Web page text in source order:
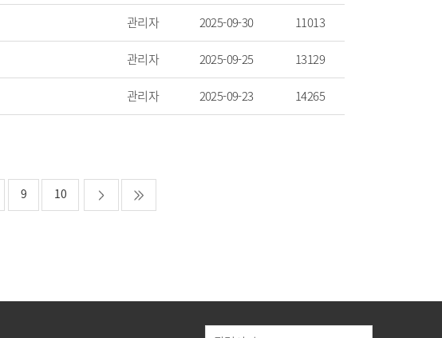
관리자 2025-09-30 11013
관리자 2025-09-25 13129
관리자 2025-09-23 14265
9 10